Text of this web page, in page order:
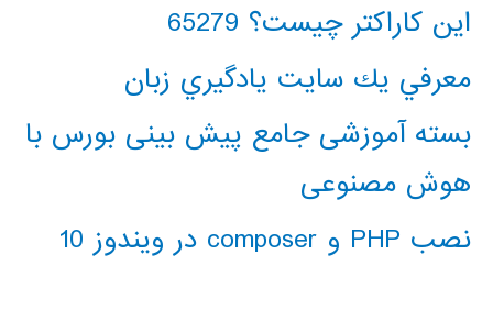
این کاراکتر چیست؟ 65279
معرفي يك سايت يادگيري زبان
بسته آموزشی جامع پیش بینی بورس با
هوش مصنوعی
نصب PHP و composer در ویندوز 10